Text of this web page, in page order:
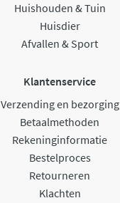
Huishouden & Tuin
Huisdier
Afvallen & Sport
Klantenservice
Verzending en bezorging
Betaalmethoden
Rekeninginformatie
Bestelproces
Retourneren
Klachten